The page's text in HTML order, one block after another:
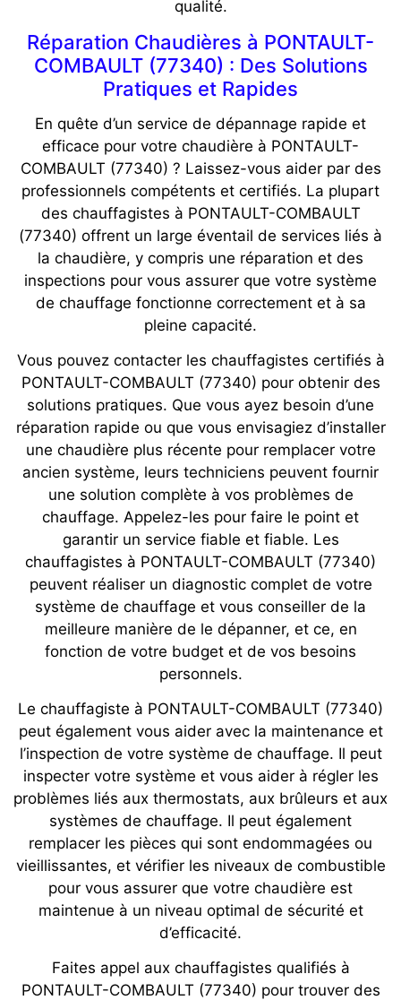
qualité.
Réparation Chaudières à PONTAULT-
COMBAULT (77340) : Des Solutions
Pratiques et Rapides
En quête d’un service de dépannage rapide et
efficace pour votre chaudière à PONTAULT-
COMBAULT (77340) ? Laissez-vous aider par des
professionnels compétents et certifiés. La plupart
des chauffagistes à PONTAULT-COMBAULT
(77340) offrent un large éventail de services liés à
la chaudière, y compris une réparation et des
inspections pour vous assurer que votre système
de chauffage fonctionne correctement et à sa
pleine capacité.
Vous pouvez contacter les chauffagistes certifiés à
PONTAULT-COMBAULT (77340) pour obtenir des
solutions pratiques. Que vous ayez besoin d’une
réparation rapide ou que vous envisagiez d’installer
une chaudière plus récente pour remplacer votre
ancien système, leurs techniciens peuvent fournir
une solution complète à vos problèmes de
chauffage. Appelez-les pour faire le point et
garantir un service fiable et fiable. Les
chauffagistes à PONTAULT-COMBAULT (77340)
peuvent réaliser un diagnostic complet de votre
système de chauffage et vous conseiller de la
meilleure manière de le dépanner, et ce, en
fonction de votre budget et de vos besoins
personnels.
Le chauffagiste à PONTAULT-COMBAULT (77340)
peut également vous aider avec la maintenance et
l’inspection de votre système de chauffage. Il peut
inspecter votre système et vous aider à régler les
problèmes liés aux thermostats, aux brûleurs et aux
systèmes de chauffage. Il peut également
remplacer les pièces qui sont endommagées ou
vieillissantes, et vérifier les niveaux de combustible
pour vous assurer que votre chaudière est
maintenue à un niveau optimal de sécurité et
d’efficacité.
Faites appel aux chauffagistes qualifiés à
PONTAULT-COMBAULT (77340) pour trouver des